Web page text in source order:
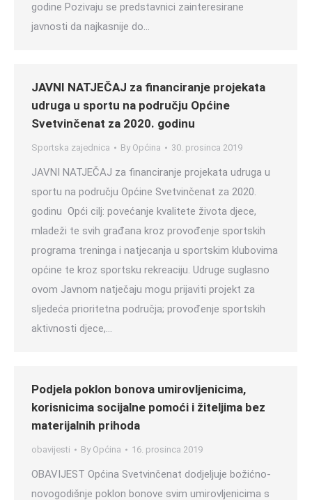
godine Pozivaju se predstavnici zainteresirane
javnosti da najkasnije do…
JAVNI NATJEČAJ za financiranje projekata
udruga u sportu na području Općine
Svetvinčenat za 2020. godinu
Sportska zajednica By Općina 30. prosinca 2019
JAVNI NATJEČAJ za financiranje projekata udruga u
sportu na području Općine Svetvinčenat za 2020.
godinu Opći cilj: povećanje kvalitete života djece,
mladeži te svih građana kroz provođenje sportskih
programa treninga i natjecanja u sportskim klubovima
općine te kroz sportsku rekreaciju. Udruge suglasno
ovom Javnom natječaju mogu prijaviti projekt za
sljedeća prioritetna područja; provođenje sportskih
aktivnosti djece,…
Podjela poklon bonova umirovljenicima,
korisnicima socijalne pomoći i žiteljima bez
materijalnih prihoda
obavijesti By Općina 16. prosinca 2019
OBAVIJEST Općina Svetvinčenat dodjeljuje božićno-
novogodišnje poklon bonove svim umirovljenicima s